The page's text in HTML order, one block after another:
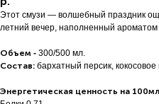
Этот смузи — волшебный праздник
летний вечер, наполненный ароматом
Объем - 300/500 мл.
Состав: бархатный персик,
Энергетическая ценность на